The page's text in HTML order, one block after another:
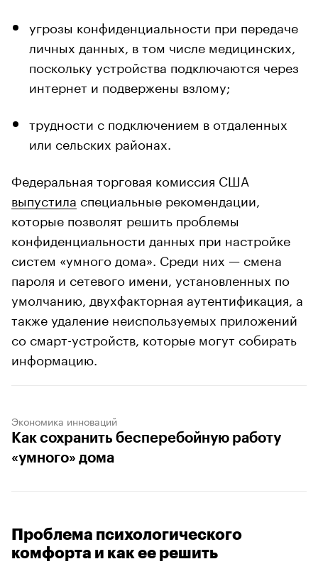
угрозы конфиденциальности при передаче
личных данных, в том числе медицинских,
поскольку устройства подключаются через
интернет и подвержены взлому;
трудности с подключением в отдаленных
или сельских районах.
Федеральная торговая комиссия США
выпустила специальные рекомендации,
которые позволят решить проблемы
конфиденциальности данных при настройке
систем «умного дома». Среди них — смена
пароля и сетевого имени, установленных по
умолчанию, двухфакторная аутентификация, а
также удаление неиспользуемых приложений
со смарт-устройств, которые могут собирать
информацию.
Экономика инноваций
Как сохранить бесперебойную работу
«умного» дома
Проблема психологического
комфорта и как ее решить